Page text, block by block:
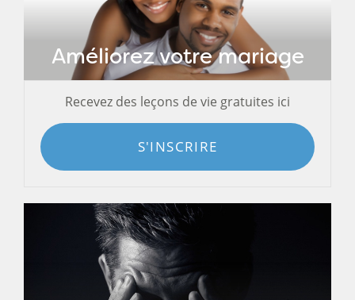
Améliorez votre mariage
Recevez des leçons de vie gratuites ici
S'INSCRIRE